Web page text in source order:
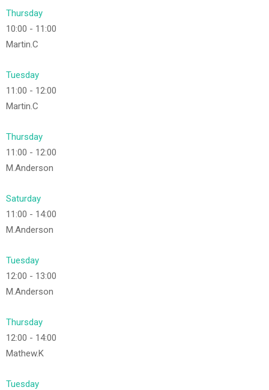
Thursday
10:00 - 11:00
Martin.C
Tuesday
11:00 - 12:00
Martin.C
Thursday
11:00 - 12:00
M.Anderson
Saturday
11:00 - 14:00
M.Anderson
Tuesday
12:00 - 13:00
M.Anderson
Thursday
12:00 - 14:00
Mathew.K
Tuesday